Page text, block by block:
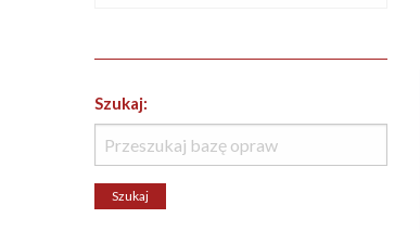
Szukaj: